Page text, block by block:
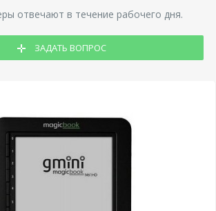
отвечают в течение рабочего дня.
ЗАДАТЬ ВОПРОС